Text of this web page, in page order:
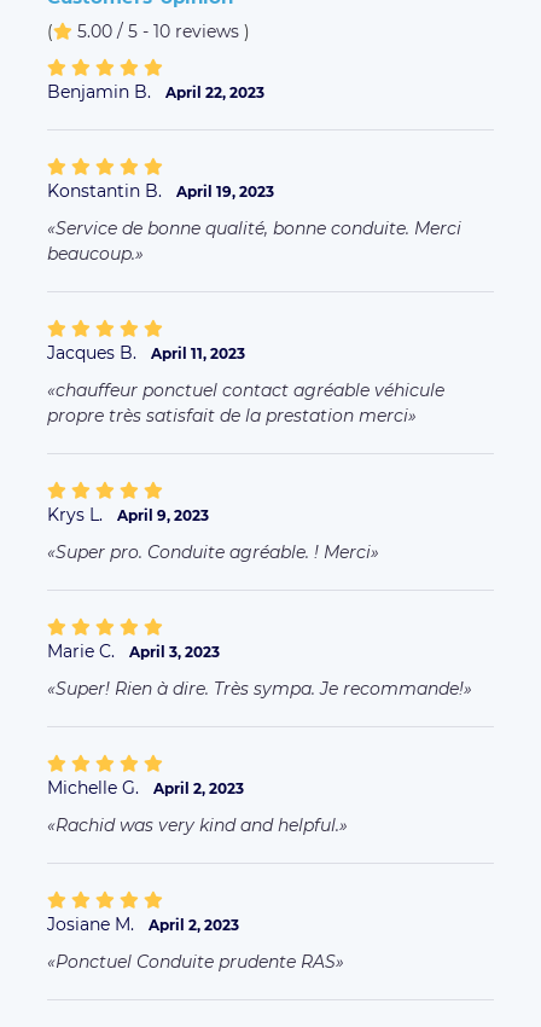
( 5.00 / 5 - 10 reviews )
Benjamin B. April 22, 2023
Konstantin B. April 19, 2023
Service de bonne qualité, bonne conduite. Merci
beaucoup.
Jacques B. April 11, 2023
chauffeur ponctuel contact agréable véhicule
propre très satisfait de la prestation merci
Krys L. April 9, 2023
Super pro. Conduite agréable. ! Merci
Marie C. April 3, 2023
Super! Rien à dire. Très sympa. Je recommande!
Michelle G. April 2, 2023
Rachid was very kind and helpful.
Josiane M. April 2, 2023
Ponctuel Conduite prudente RAS